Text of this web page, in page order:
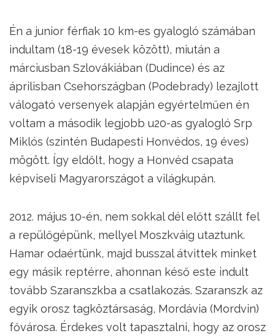
Én a junior férfiak 10 km-es gyalogló számában
indultam (18-19 évesek között), miután a
márciusban Szlovákiában (Dudince) és az
áprilisban Csehországban (Podebrady) lezajlott
válogató versenyek alapján egyértelműen én
voltam a második legjobb u20-as gyalogló Srp
Miklós (szintén Budapesti Honvédos, 19 éves)
mögött. Így eldőlt, hogy a Honvéd csapata
képviseli Magyarországot a világkupán.
2012. május 10-én, nem sokkal dél előtt szállt fel
a repülőgépünk, mellyel Moszkváig utaztunk.
Hamar odaértünk, majd busszal átvittek minket
egy másik reptérre, ahonnan késő este indult
tovább Szaranszkba a csatlakozás. Szaranszk az
egyik orosz tagköztársaság, Mordávia (Mordvin)
fővárosa. Érdekes volt tapasztalni, hogy az orosz